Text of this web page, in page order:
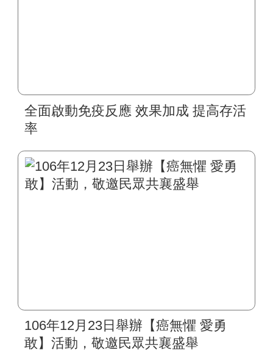
全面啟動免疫反應 效果加成 提高存活
率
106年12月23日舉辦【癌無懼 愛勇
敢】活動，敬邀民眾共襄盛舉